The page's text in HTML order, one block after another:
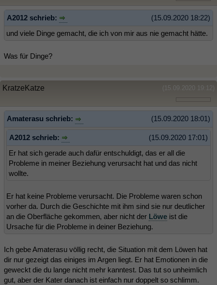
(15.09.2020 18:22)
A2012 schrieb:
und viele Dinge gemacht, die ich von mir aus nie gemacht hätte.
Was für Dinge?
(15.09.2020 19:12)
KratzeKatze
(15.09.2020 18:01)
Amaterasu schrieb:
(15.09.2020 17:01)
A2012 schrieb:
Er hat sich gerade auch dafür entschuldigt, das er all die
Probleme in meiner Beziehung verursacht hat und das nicht
wollte.
Er hat keine Probleme verursacht. Die Probleme waren schon
vorher da. Durch die Geschichte mit ihm sind sie nur deutlicher
an die Oberfläche gekommen, aber nicht der Löwe ist die
Ursache für die Probleme in deiner Beziehung.
Ich gebe Amaterasu völlig recht, die Situation mit dem Löwen hat
dir nur gezeigt das einiges im Argen liegt. Er hat Emotionen in die
geweckt die du lange nicht mehr kanntest. Das tut so unheimlich
gut, aber der Kater danach ist einfach nur doppelt so schlimm.